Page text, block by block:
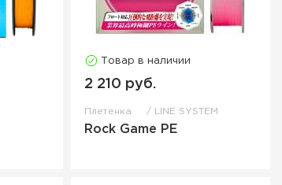
Товар в наличии
2 210 руб.
Плетенка LINE SYSTEM
Rock Game PE